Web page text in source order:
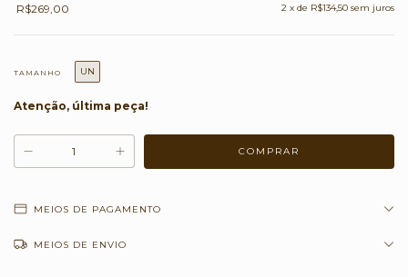
R$269,00 2 x de R$134,50 sem juros
TAMANHO UN
Atenção, última peça!
MEIOS DE PAGAMENTO
MEIOS DE ENVIO